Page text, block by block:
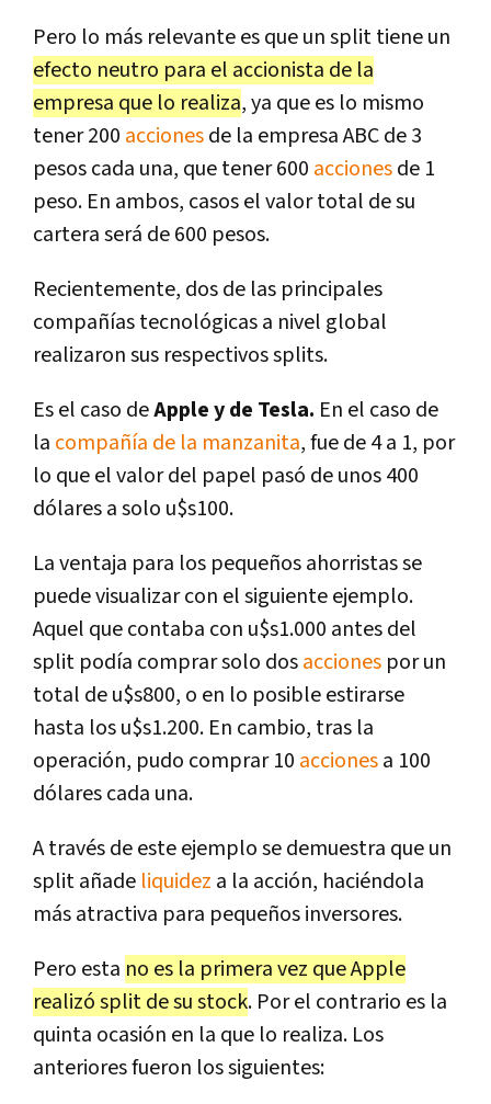
Pero lo más relevante es que un split tiene un
efecto neutro para el accionista de la
empresa que lo realiza, ya que es lo mismo
tener 200 accionesde la empresa ABC de 3
pesos cada una, que tener 600 accionesde 1
peso. En ambos, casos el valor total de su
cartera será de 600 pesos.
Recientemente, dos de las principales
compañías tecnológicas a nivel global
realizaron sus respectivos splits.
Es el caso deApple y de Tesla. En el caso de
la compañía de la manzanita, fue de 4 a 1, por
lo que el valor del papel pasó de unos 400
dólares a solo u$s100.
La ventaja para los pequeños ahorristas se
puede visualizar con el siguiente ejemplo.
Aquel que contaba con u$s1.000 antes del
split podía comprar solo dosacciones por un
total de u$s800, o en lo posible estirarse
hasta los u$s1.200. En cambio, tras la
operación, pudo comprar 10 accionesa 100
dólares cada una.
A través de este ejemplo se demuestra que un
split añade liquidez a la acción, haciéndola
más atractiva para pequeños inversores.
Pero esta no es la primera vez que Apple
realizó split de su stock. Por el contrario es la
quinta ocasión en la que lo realiza. Los
anteriores fueron los siguientes: